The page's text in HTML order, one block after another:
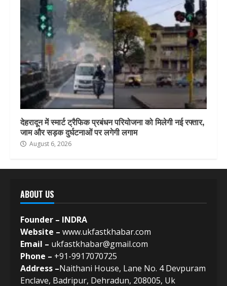
देहरादून में स्मार्ट ट्रैफिक प्रबंधन परियोजना को मिलेगी नई रफ्तार,
जाम और सड़क दुर्घटनाओं पर लगेगी लगाम
August 6, 2026
ABOUT US
Founder – INDRA
Website – www.ukfastkhabar.com
Email – ukfastkhabar@gmail.com
Phone – +91-9917070725
Address –Naithani House, Lane No. 4 Devpuram
Enclave, Badripur, Dehradun, 208005, Uk